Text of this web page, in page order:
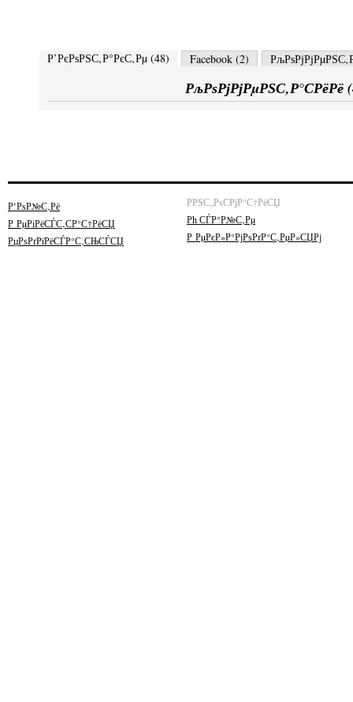
Р’РєРѕРЅС‚Р°РєС‚Рµ (48) Facebook (2)
РљРѕРјРјРµРЅС‚Р°СРёРё (
Р’РѕР№С‚Рё
Р РµРіРёСЃС‚СР°С†РёСЏ
РџРѕРґРїРёСЃР°С‚СЊСЃСЏ
РРЅС„РѕСРјР°С†РёСЏ
Рћ СЃР°Р№С‚Рµ
Р РµРєР»Р°РјРѕРґР°С‚РµР»СЏРј